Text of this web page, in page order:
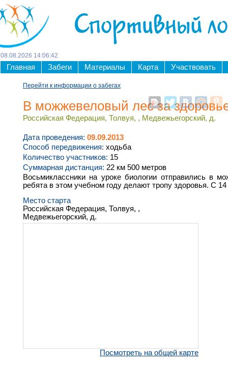
Спортивный
08 08 2026 14:06:43
Главная Забеги Материалы Карта Участвовать
Перейти к информации о забегах
В можжевеловый лес за
Российская Федерация, Толвуя, , Медвежьегорский, д.
Дата проведения: 09.09.2013
Способ передвижения: ходьба
Количество участников: 15
Суммарная дистанция: 22 км 500 метров
Восьмиклассники на уроке биологии отправились в
ребята в этом учебном году делают тропу здоровья. С
Место старта
Российская Федерация, Толвуя, ,
Медвежьегорский, д.
Посмотреть на общей карте